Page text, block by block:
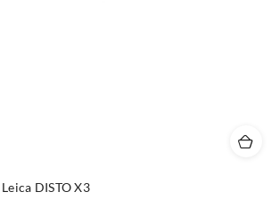
DISTO X3